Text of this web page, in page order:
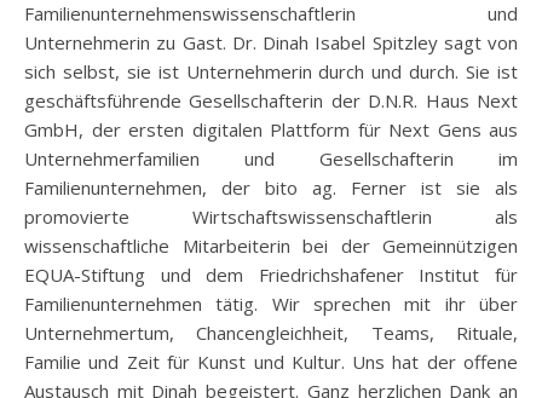
Familienunternehmenswissenschaftlerin und
Unternehmerin zu Gast. Dr. Dinah Isabel Spitzley sagt von
sich selbst, sie ist Unternehmerin durch und durch. Sie ist
geschäftsführende Gesellschafterin der D.N.R. Haus Next
GmbH, der ersten digitalen Plattform für Next Gens aus
Unternehmerfamilien und Gesellschafterin im
Familienunternehmen, der bito ag. Ferner ist sie als
promovierte Wirtschaftswissenschaftlerin als
wissenschaftliche Mitarbeiterin bei der Gemeinnützigen
EQUA-Stiftung und dem Friedrichshafener Institut für
Familienunternehmen tätig. Wir sprechen mit ihr über
Unternehmertum, Chancengleichheit, Teams, Rituale,
Familie und Zeit für Kunst und Kultur. Uns hat der offene
Austausch mit Dinah begeistert. Ganz herzlichen Dank an